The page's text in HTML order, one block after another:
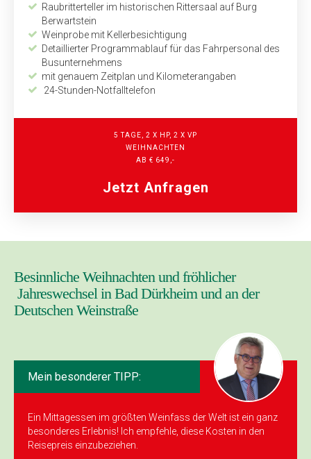
Raubritterteller im historischen Rittersaal auf Burg
Berwartstein
Weinprobe mit Kellerbesichtigung
Detaillierter Programmablauf für das Fahrpersonal des
Busunternehmens
mit genauem Zeitplan und Kilometerangaben
24-Stunden-Notfalltelefon
5 TAGE, 2 X HP, 2 X VP
WEIHNACHTEN
AB € 649,-
Jetzt Anfragen
Besinnliche Weihnachten und fröhlicher
Jahreswechsel in Bad Dürkheim und an der
Deutschen Weinstraße
Mein besonderer TIPP:
Ein Mittagessen im größten Weinfass der Welt ist ein ganz
besonderes Erlebnis! Ich empfehle, diese Kosten in den
Reisepreis einzubeziehen.